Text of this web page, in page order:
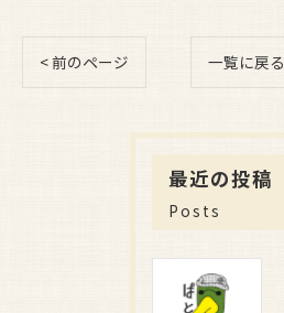
< 前のページ 一覧に戻る
最近の投稿
Posts